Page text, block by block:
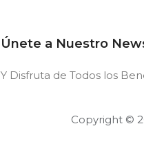
Únete a Nuestro
Y Disfruta de Todos los
Copyright ©